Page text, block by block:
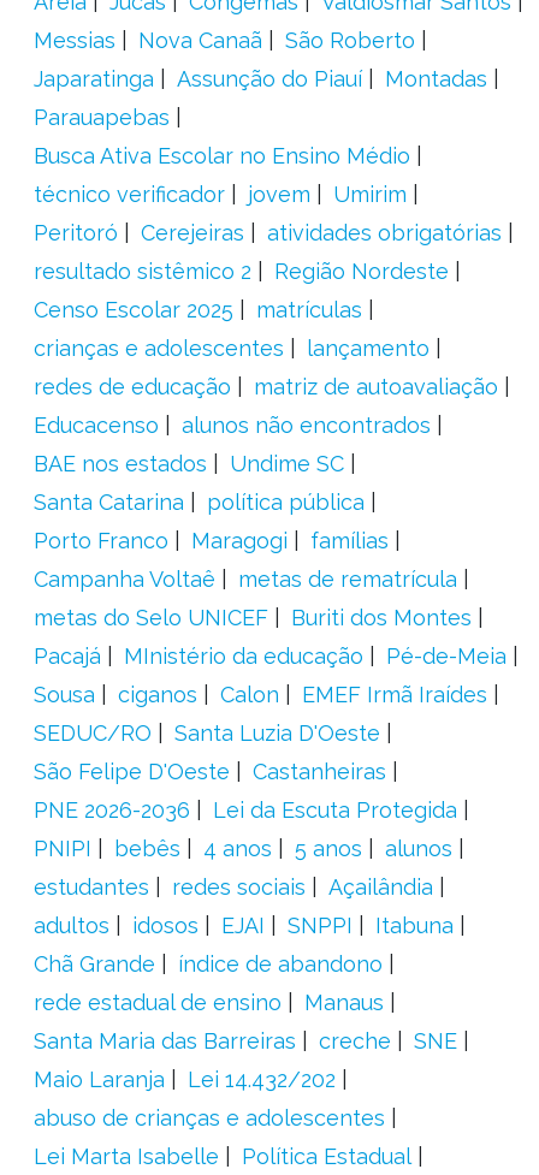
Messias
Nova Canaã
São Roberto
Japaratinga
Assunção do Piauí
Montadas
Parauapebas
Busca Ativa Escolar no Ensino Médio
técnico verificador
jovem
Umirim
Peritoró
Cerejeiras
atividades obrigatórias
resultado sistêmico 2
Região Nordeste
Censo Escolar 2025
matrículas
crianças e adolescentes
lançamento
redes de educação
matriz de autoavaliação
Educacenso
alunos não encontrados
BAE nos estados
Undime SC
Santa Catarina
política pública
Porto Franco
Maragogi
famílias
Campanha Voltaê
metas de rematrícula
metas do Selo UNICEF
Buriti dos Montes
Pacajá
MInistério da educação
Pé-de-Meia
Sousa
ciganos Calon
EMEF Irmã Iraídes
SEDUC/RO
Santa Luzia D'Oeste
São Felipe D'Oeste
Castanheiras
PNE 2026-2036
Lei da Escuta Protegida
PNIPI
bebês 4 anos 5 anos
alunos
estudantes
redes sociais
Açailândia
adultos
idosos EJAI SNPPI
Itabuna
Chã Grande
índice de abandono
rede estadual de ensino
Manaus
Santa Maria das Barreiras
creche
SNE
Maio Laranja
Lei 14.432/202
abuso de crianças e adolescentes
Lei Marta Isabelle
Política Estadual